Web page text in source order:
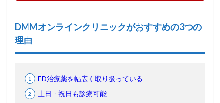
DMMオンラインクリニックがおすすめの3つの
理由
ED治療薬を幅広く取り扱っている
土日・祝日も診療可能